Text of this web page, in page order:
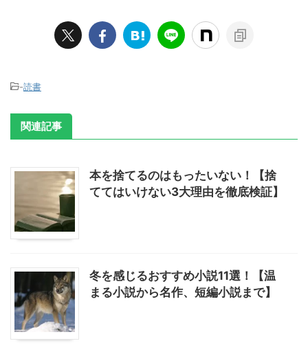
-読書
関連記事
本を捨てるのはもったいない！【捨
ててはいけない3大理由を徹底検証】
冬を感じるおすすめ小説11選！【温
まる小説から名作、短編小説まで】